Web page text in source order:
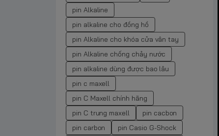
pin Alkaline
pin alkaline cho đồng hồ
pin Alkaline cho khóa cửa vân tay
pin Alkaline chống chảy nước
pin alkaline dùng được bao lâu
pin c maxell
pin C Maxell chính hãng
pin C trung maxell
pin cacbon
pin carbon
pin Casio G-Shock